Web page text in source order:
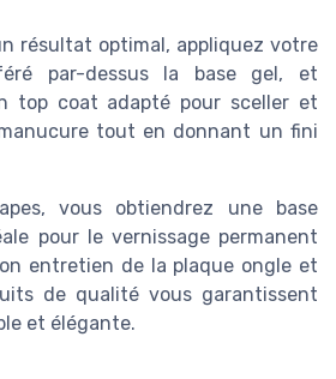
résultat optimal, appliquez votre
par-dessus la base gel, et
top coat adapté pour sceller et
tout en donnant un fini
vous obtiendrez une base
pour le vernissage permanent
entretien de la plaque ongle et
de qualité vous garantissent
et élégante.